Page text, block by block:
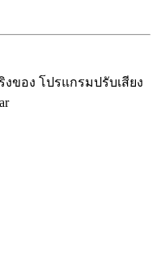
งของ โปรแกรมปรับเสียง